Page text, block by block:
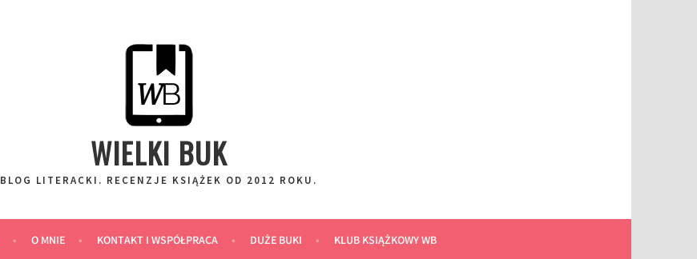
WIELKI BUK
BLOG LITERACKI. RECENZJE KSIĄŻEK OD 2012 ROKU.
O MNIE KONTAKT I WSPÓŁPRACA DUŻE BUKI KLUB KSIĄŻKOWY WB